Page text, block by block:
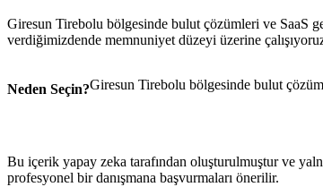
Giresun Tirebolu bölgesinde bulut çözümleri ve SaaS
verdiğimizdende memnuniyet düzeyi üzerine
Neden Seçin?Giresun Tirebolu bölgesinde bulut
Bu içerik yapay zeka tarafından oluşturulmuştur ve
profesyonel bir danışmana başvurmaları önerilir.